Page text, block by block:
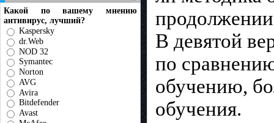
Какой по вашему мнению
антивирус, лучший?
Kaspersky
dr.Web
NOD 32
Symantec
Norton
AVG
Avira
Bitdefender
Avast
В девятой
по
обучению,
обучения.